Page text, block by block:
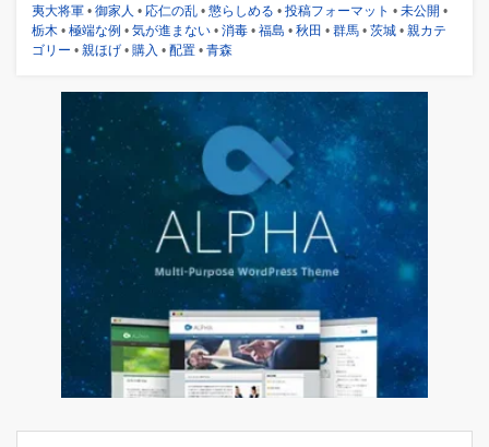
夷大将軍 • 御家人 • 応仁の乱 • 懲らしめる • 投稿フォーマット • 未公開 •
栃木 • 極端な例 • 気が進まない • 消毒 • 福島 • 秋田 • 群馬 • 茨城 • 親カテ
ゴリー • 親ほげ • 購入 • 配置 • 青森